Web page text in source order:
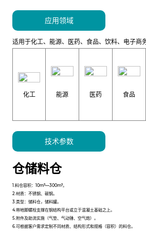
应用领域
适用于化工、能源、医药、食品、饮料、电子商
化工 能源 医药 食品
技术参数
仓储料仓
1.料仓容积：10m³—300m³。
2.材质：不锈钢、碳钢。
3.类型：储料仓，储料罐。
4.带地脚螺栓支撑在钢结构平台或立于混凝土基础之上。
5.附件及助流实施（气垫、气动锤、空气炮）。
6.可根据客户需求定制不同材质、结构形式和规格（容积）的料仓。